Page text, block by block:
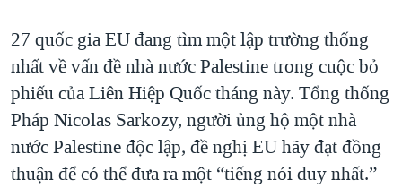
TRỊNH VĨNH BÌNH VS. CHÍNH PHỦ VIỆT NAM
NGƯ DÂN VIỆT VÀ LÀN SÓNG TRỘM HẢI SÂM
QUAN HỆ VIỆT MỸ
27 quốc gia EU đang tìm một lập trường thống
nhất về vấn đề nhà nước Palestine trong cuộc bỏ
phiếu của Liên Hiệp Quốc tháng này. Tổng thống
Pháp Nicolas Sarkozy, người ủng hộ một nhà
nước Palestine độc lập, đề nghị EU hãy đạt đồng
thuận để có thể đưa ra một “tiếng nói duy nhất.”